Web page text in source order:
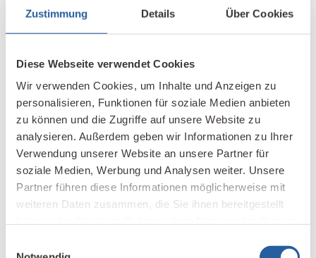
Zustimmung Details Über Cookies
Diese Webseite verwendet Cookies
Wir verwenden Cookies, um Inhalte und Anzeigen zu
personalisieren, Funktionen für soziale Medien anbieten
zu können und die Zugriffe auf unsere Website zu
analysieren. Außerdem geben wir Informationen zu Ihrer
Verwendung unserer Website an unsere Partner für
soziale Medien, Werbung und Analysen weiter. Unsere
Partner führen diese Informationen möglicherweise mit
weiteren Daten zusammen, die Sie ihnen bereitgestellt
Tab. 2 Wasserdampfabgabe des Menschen (gesamt) in
Abhängigkeit von der Raumlufttemperatur
Wichtig ist, dass man diesen Sachverhalt als ein
Behaglichkeitsproblem (und auch Trockenheitsproblem)
des Winters anerkennt. Luftbefeuchter haben für